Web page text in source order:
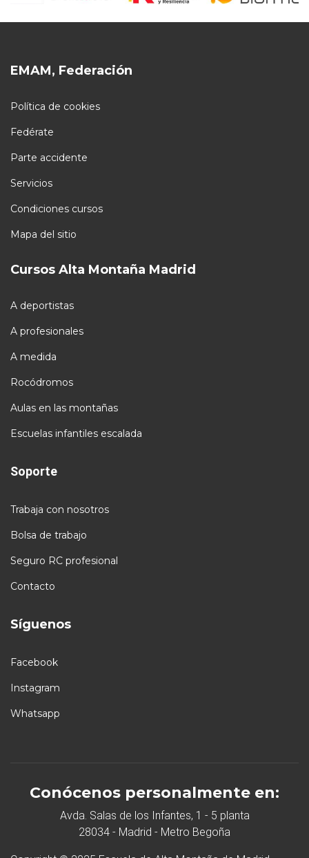
EMAM, Federación
Política de cookies
Fedérate
Parte accidente
Servicios
Condiciones cursos
Mapa del sitio
Cursos Alta Montaña Madrid
A deportistas
A profesionales
A medida
Rocódromos
Aulas en las montañas
Escuelas infantiles escalada
Soporte
Trabaja con nosotros
Bolsa de trabajo
Seguro RC profesional
Contacto
Síguenos
Facebook
Instagram
Whatsapp
Conócenos personalmente en:
Avda. Salas de los Infantes, 1 - 5 planta
28034 - Madrid - Metro Begoña